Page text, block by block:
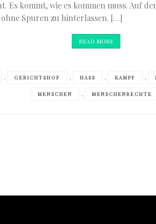
Es kommt, wie es kommen muss. Auf
Spuren zu hinterlassen. […]
READ MORE
, GERICHTSHOF , HASS , KAMPF ,
MENSCHEN , MENSCHENRECHTE